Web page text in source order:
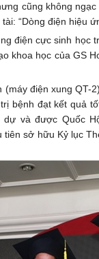
cũng không
“Dòng điện hiệu
điện cực sinh học
khoa học của GS
điện xung QT-
bệnh đạt kết quả
và được Quốc
sở hữu Kỷ lục